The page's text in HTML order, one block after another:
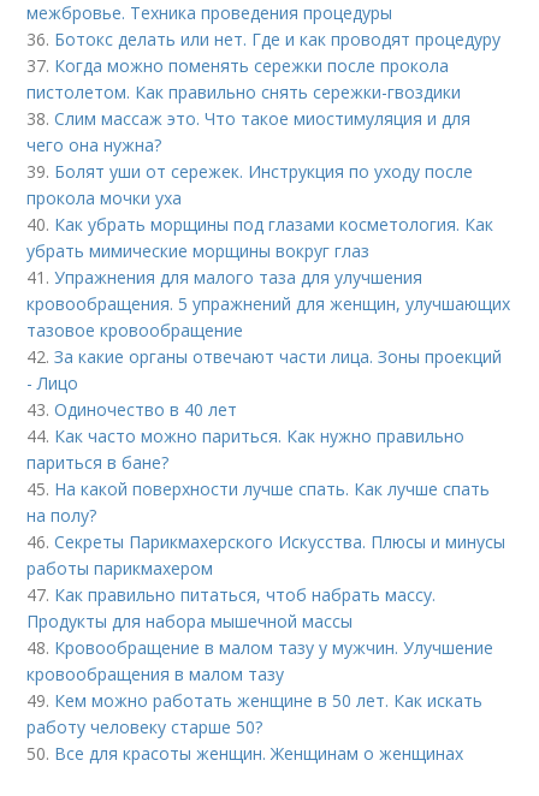
межбровье. Техника проведения процедуры
36. Ботокс делать или нет. Где и как проводят процедуру
37. Когда можно поменять сережки после прокола
пистолетом. Как правильно снять сережки-гвоздики
38.Слим массаж это. Что такое миостимуляция и для
чего она нужна?
39. Болят уши от сережек. Инструкция по уходу после
прокола мочки уха
40. Как убрать морщины под глазами косметология. Как
убрать мимические морщины вокруг глаз
41.Упражнения для малого таза для улучшения
кровообращения. 5 упражнений для женщин, улучшающих
тазовое кровообращение
42.За какие органы отвечают части лица. Зоны проекций
- Лицо
43.Одиночество в 40 лет
44. Как часто можно париться. Как нужно правильно
париться в бане?
45. На какой поверхности лучше спать. Как лучше спать
на полу?
46.Секреты Парикмахерского Искусства. Плюсы и минусы
работы парикмахером
47. Как правильно питаться, чтоб набрать массу.
Продукты для набора мышечной массы
48. Кровообращение в малом тазу у мужчин. Улучшение
кровообращения в малом тазу
49. Кем можно работать женщине в 50 лет. Как искать
работу человеку старше 50?
50. Все для красоты женщин. Женщинам о женщинах